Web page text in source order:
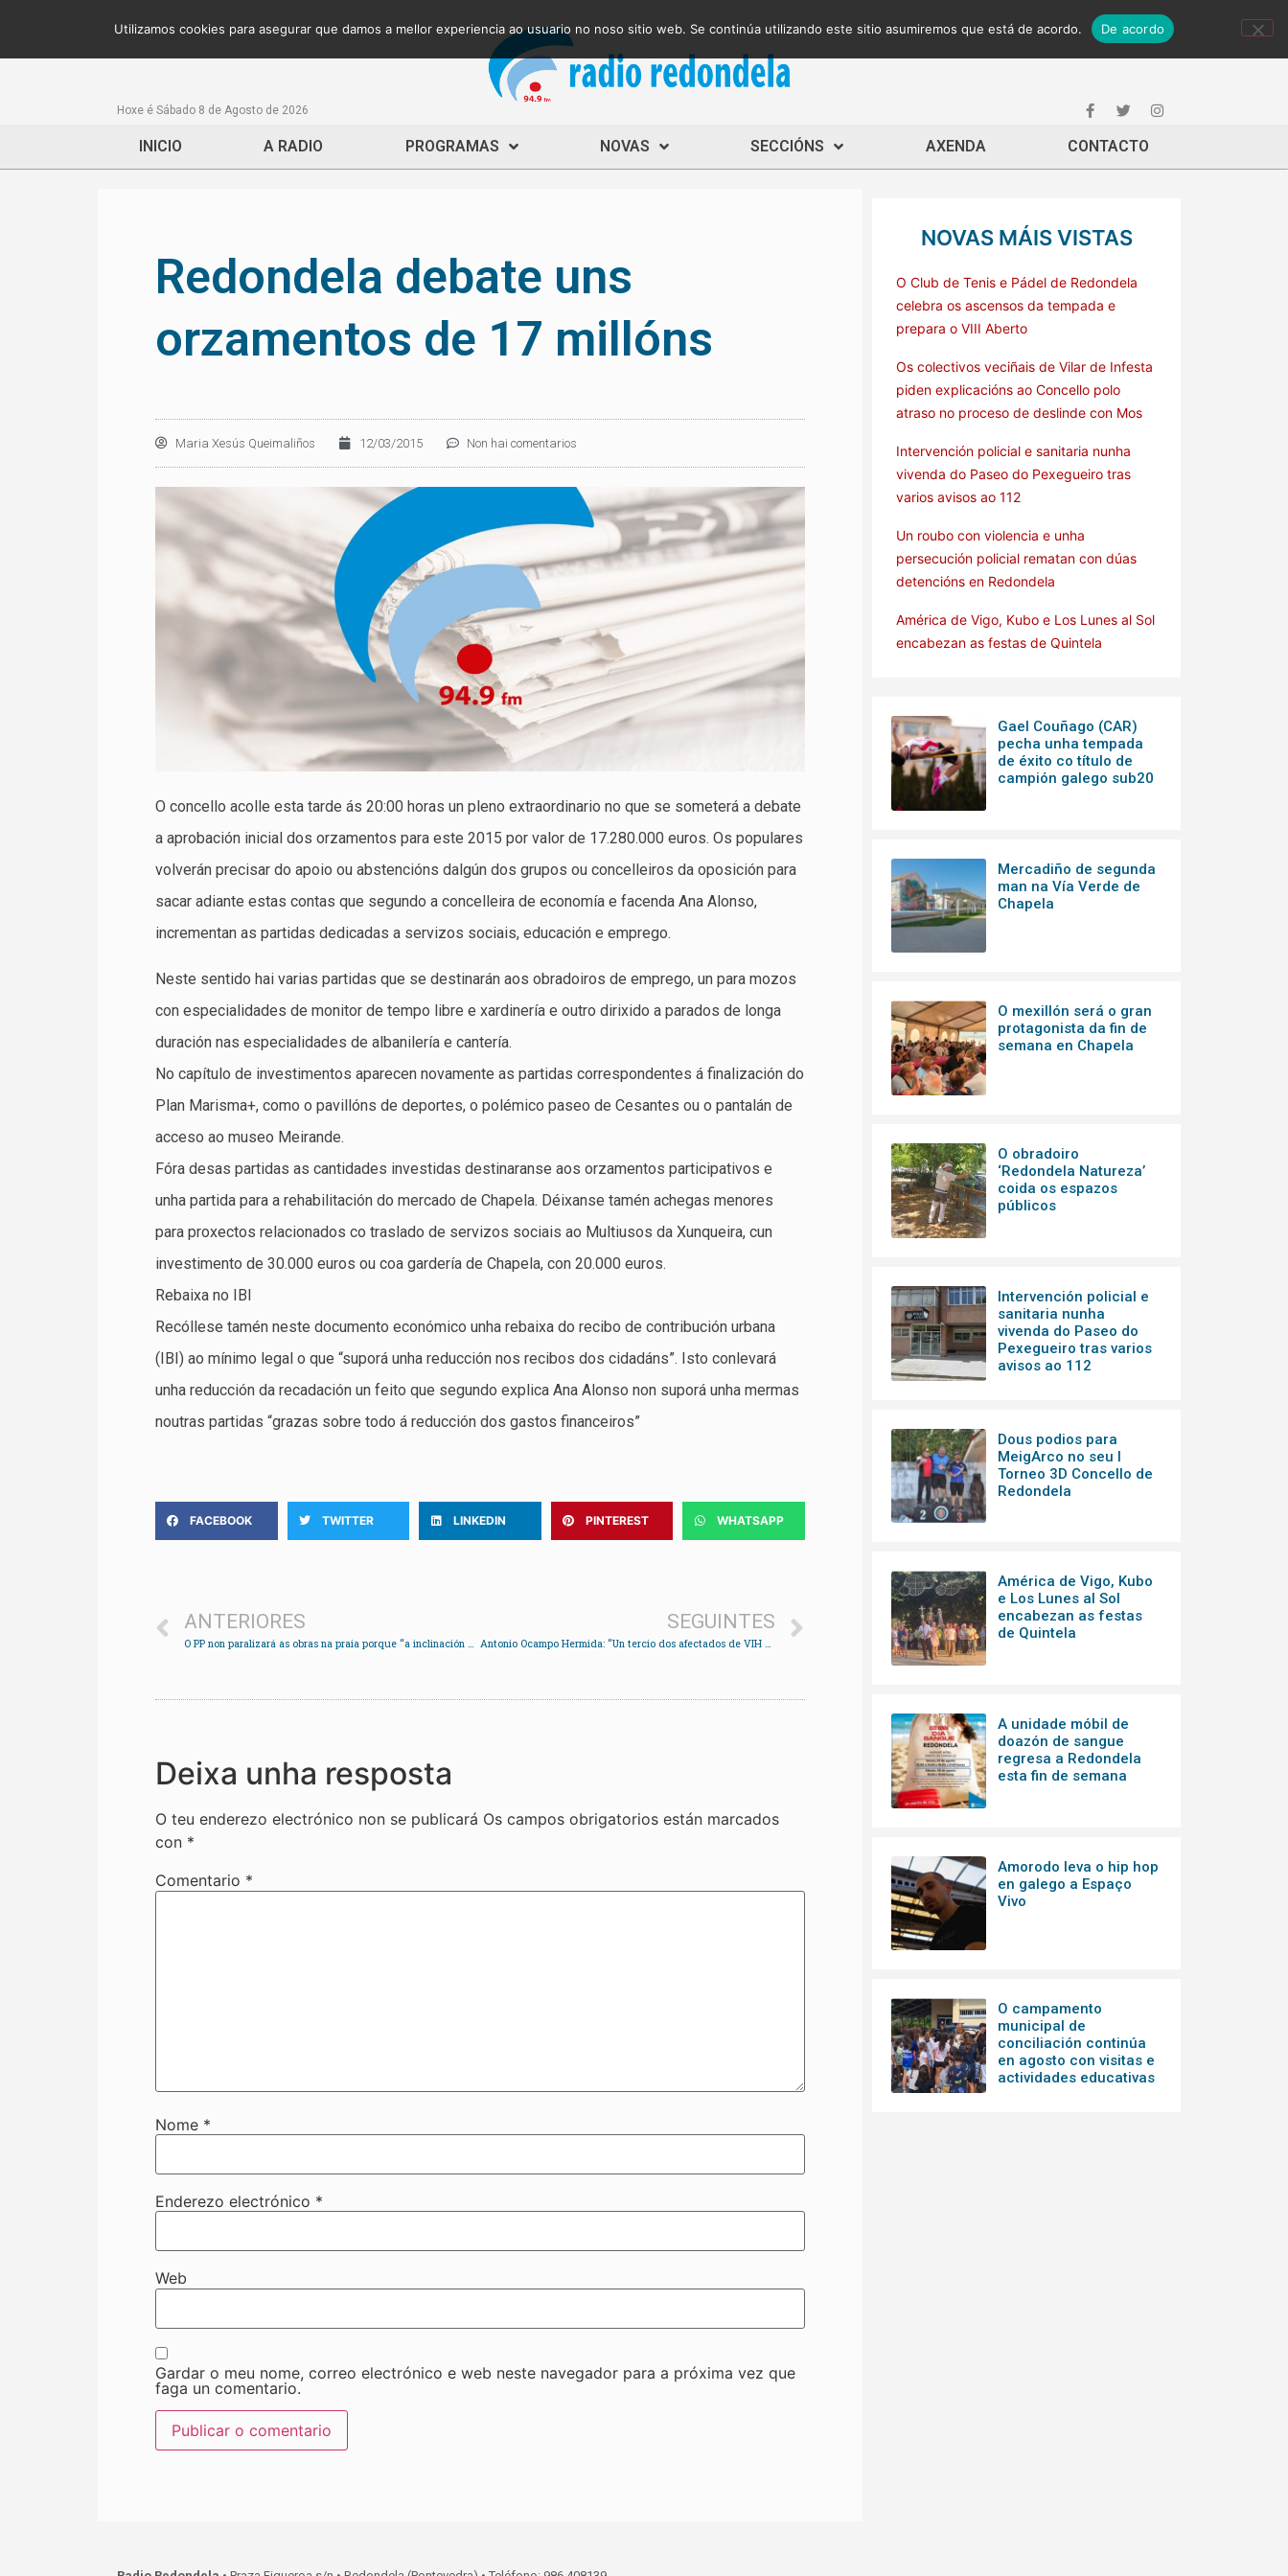
Hoxe é Sábado 8 de Agosto de 2026
INICIO A RADIO PROGRAMAS NOVAS SECCIÓNS AXENDA CONTACTO
Redondela debate uns
orzamentos de 17 millóns
Maria Xesús Queimaliños 12/03/2015 Non hai comentarios
O concello acolle esta tarde ás 20:00 horas un pleno extraordinario no que se someterá a debate
a aprobación inicial dos orzamentos para este 2015 por valor de 17.280.000 euros. Os populares
volverán precisar do apoio ou abstencións dalgún dos grupos ou concelleiros da oposición para
sacar adiante estas contas que segundo a concelleira de economía e facenda Ana Alonso,
incrementan as partidas dedicadas a servizos sociais, educación e emprego.
Neste sentido hai varias partidas que se destinarán aos obradoiros de emprego, un para mozos
con especialidades de monitor de tempo libre e xardinería e outro dirixido a parados de longa
duración nas especialidades de albanilería e cantería.
No capítulo de investimentos aparecen novamente as partidas correspondentes á finalización do
Plan Marisma+, como o pavillóns de deportes, o polémico paseo de Cesantes ou o pantalán de
acceso ao museo Meirande.
Fóra desas partidas as cantidades investidas destinaranse aos orzamentos participativos e
unha partida para a rehabilitación do mercado de Chapela. Déixanse tamén achegas menores
para proxectos relacionados co traslado de servizos sociais ao Multiusos da Xunqueira, cun
investimento de 30.000 euros ou coa gardería de Chapela, con 20.000 euros.
Rebaixa no IBI
Recóllese tamén neste documento económico unha rebaixa do recibo de contribución urbana
(IBI) ao mínimo legal o que “suporá unha reducción nos recibos dos cidadáns”. Isto conlevará
unha reducción da recadación un feito que segundo explica Ana Alonso non suporá unha mermas
noutras partidas “grazas sobre todo á reducción dos gastos financeiros”
FACEBOOK TWITTER LINKEDIN PINTEREST WHATSAPP
ANTERIORES
O PP non paralizará as obras na praia porque “a inclinación do muro é a permitida por Costas”
SEGUINTES
Antonio Ocampo Hermida: “Un tercio dos afectados de VIH están sen diagnosticar”
Deixa unha resposta
O teu enderezo electrónico non se publicará Os campos obrigatorios están marcados
con *
Comentario *
Nome *
Enderezo electrónico *
Web
Gardar o meu nome, correo electrónico e web neste navegador para a próxima vez que
faga un comentario.
NOVAS MÁIS VISTAS
O Club de Tenis e Pádel de Redondela
celebra os ascensos da tempada e
prepara o VIII Aberto
Os colectivos veciñais de Vilar de Infesta
piden explicacións ao Concello polo
atraso no proceso de deslinde con Mos
Intervención policial e sanitaria nunha
vivenda do Paseo do Pexegueiro tras
varios avisos ao 112
Un roubo con violencia e unha
persecución policial rematan con dúas
detencións en Redondela
América de Vigo, Kubo e Los Lunes al Sol
encabezan as festas de Quintela
Gael Couñago (CAR)
pecha unha tempada
de éxito co título de
campión galego sub20
Mercadiño de segunda
man na Vía Verde de
Chapela
O mexillón será o gran
protagonista da fin de
semana en Chapela
O obradoiro
‘Redondela Natureza’
coida os espazos
públicos
Intervención policial e
sanitaria nunha
vivenda do Paseo do
Pexegueiro tras varios
avisos ao 112
Dous podios para
MeigArco no seu I
Torneo 3D Concello de
Redondela
América de Vigo, Kubo
e Los Lunes al Sol
encabezan as festas
de Quintela
A unidade móbil de
doazón de sangue
regresa a Redondela
esta fin de semana
Amorodo leva o hip hop
en galego a Espaço
Vivo
O campamento
municipal de
conciliación continúa
en agosto con visitas e
actividades educativas
Utilizamos cookies para asegurar que damos a mellor experiencia ao usuario no noso sitio web. Se continúa utilizando este sitio asumiremos que está de acordo. De acordo